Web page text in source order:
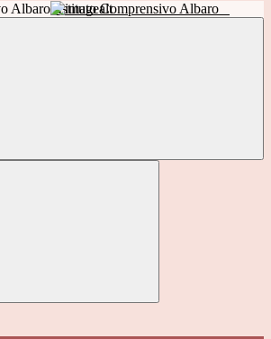
Istituto Comprensivo Albaro